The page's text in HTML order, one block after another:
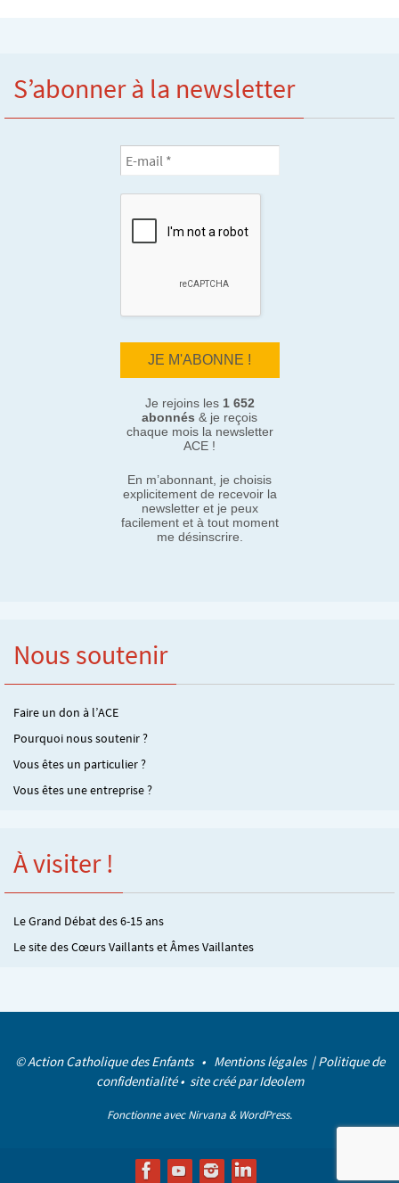
S’abonner à la newsletter
Je rejoins les 1 652
abonnés & je reçois
chaque mois la newsletter
ACE !
En m’abonnant, je choisis
explicitement de recevoir la
newsletter et je peux
facilement et à tout moment
me désinscrire.
Nous soutenir
Faire un don à l’ACE
Pourquoi nous soutenir ?
Vous êtes un particulier ?
Vous êtes une entreprise ?
À visiter !
Le Grand Débat des 6-15 ans
Le site des Cœurs Vaillants et Âmes Vaillantes
© Action Catholique des Enfants • Mentions légales |Politique de
confidentialité• site créé parIdeolem
Fonctionne avecNirvana & WordPress.